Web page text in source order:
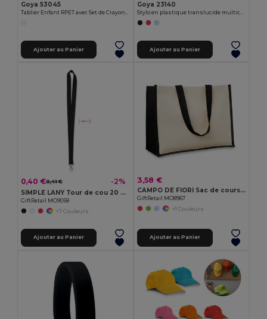
Goya 53045
Tablier Enfant RPET avec Set de Crayons COOKER
Ajouter au Panier
Goya 23140
Stylo en plastique translucide multicolore TRANSLUCENT
Ajouter au Panier
0,40 €0,41 € -2%
SIMPLE LANY Tour de cou 20 mm
GiftRetail MO9058
+7 Couleurs
Ajouter au Panier
3,58 €
CAMPO DE FIORI Sac de courses en toile de jute
GiftRetail MO8967
+1 Couleurs
Ajouter au Panier